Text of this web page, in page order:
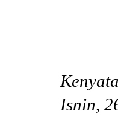
Isnin,